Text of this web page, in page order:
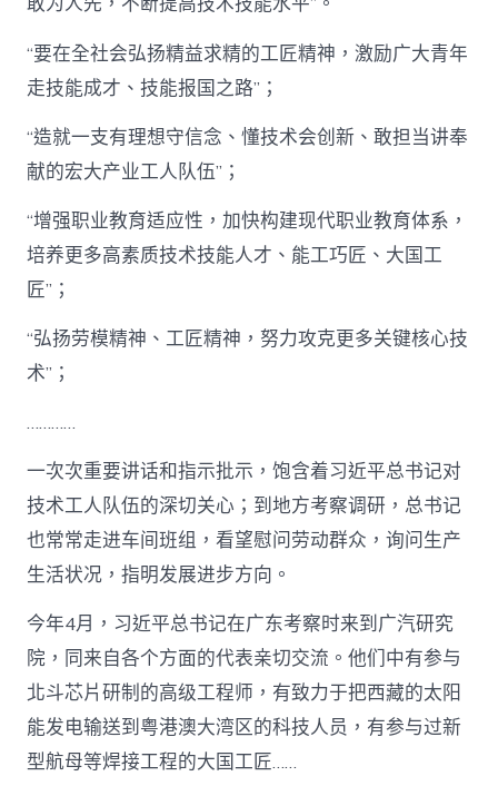
“要在全社会弘扬精益求精的工匠精神，激励广大青年
走技能成才、技能报国之路”；
“造就一支有理想守信念、懂技术会创新、敢担当讲奉
献的宏大产业工人队伍”；
“增强职业教育适应性，加快构建现代职业教育体系，
培养更多高素质技术技能人才、能工巧匠、大国工
匠”；
“弘扬劳模精神、工匠精神，努力攻克更多关键核心技
术”；
…………
一次次重要讲话和指示批示，饱含着习近平总书记对
技术工人队伍的深切关心；到地方考察调研，总书记
也常常走进车间班组，看望慰问劳动群众，询问生产
生活状况，指明发展进步方向。
今年4月，习近平总书记在广东考察时来到广汽研究
院，同来自各个方面的代表亲切交流。他们中有参与
北斗芯片研制的高级工程师，有致力于把西藏的太阳
能发电输送到粤港澳大湾区的科技人员，有参与过新
型航母等焊接工程的大国工匠……